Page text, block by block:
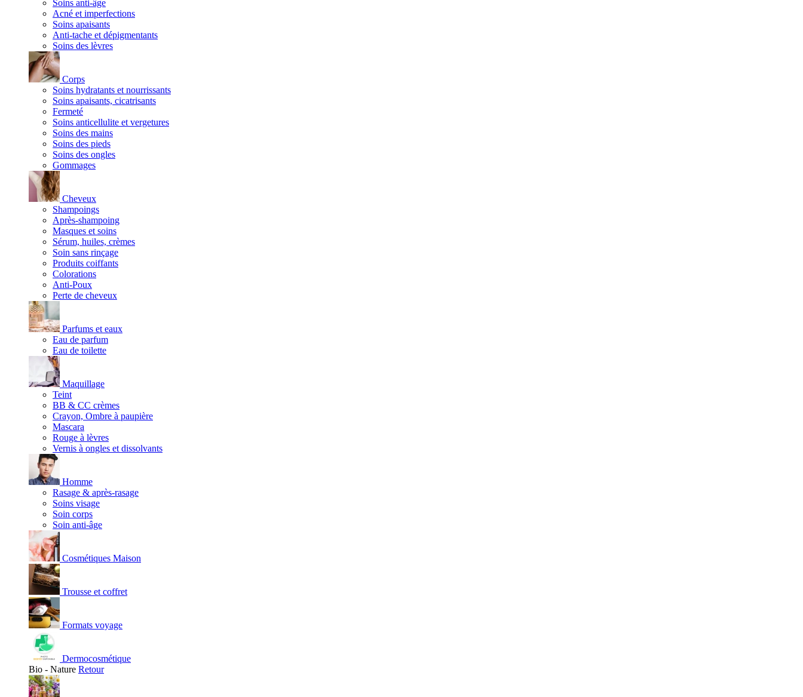
Soins anti-âge
Acné et imperfections
Soins apaisants
Anti-tache et dépigmentants
Soins des lèvres
Corps
Soins hydratants et nourrissants
Soins apaisants, cicatrisants
Fermeté
Soins anticellulite et vergetures
Soins des mains
Soins des pieds
Soins des ongles
Gommages
Cheveux
Shampoings
Après-shampoing
Masques et soins
Sérum, huiles, crèmes
Soin sans rinçage
Produits coiffants
Colorations
Anti-Poux
Perte de cheveux
Parfums et eaux
Eau de parfum
Eau de toilette
Maquillage
Teint
BB & CC crèmes
Crayon, Ombre à paupière
Mascara
Rouge à lèvres
Vernis à ongles et dissolvants
Homme
Rasage & après-rasage
Soins visage
Soin corps
Soin anti-âge
Cosmétiques Maison
Trousse et coffret
Formats voyage
Dermocosmétique
Bio - Nature Retour